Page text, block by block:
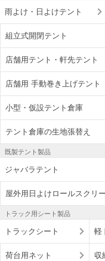
雨よけ・日よけテント
組立式開閉テント
店舗用テント・軒先テント
店舗用 手動巻き上げテント
小型・仮設テント倉庫
テント倉庫の生地張替え
既製テント製品
ジャバラテント
屋外用日よけロールスクリ
トラック用シート製品
トラックシート 軽
荷台用ネット 収